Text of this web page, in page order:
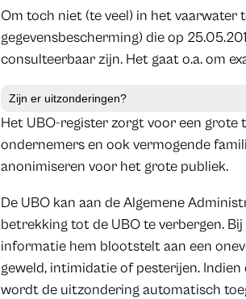
Om toch niet (te veel) in het vaarwater
gegevensbescherming) die op
consulteerbaar zijn. Het gaat o.a. om
Zijn er uitzonderingen?
Het UBO-register zorgt voor een grote
ondernemers en ook vermogende
anonimiseren voor het grote publiek.
De UBO kan aan de Algemene
betrekking tot de UBO te verbergen.
informatie hem blootstelt aan een
geweld, intimidatie of pesterijen.
wordt de uitzondering automatisch